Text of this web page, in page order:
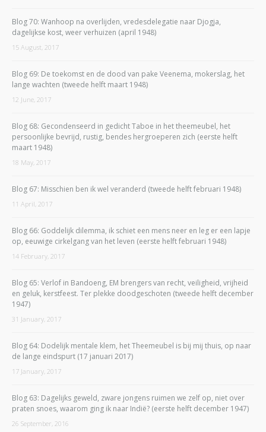
Blog 70: Wanhoop na overlijden, vredesdelegatie naar Djogja,
dagelijkse kost, weer verhuizen (april 1948)
15 August, 2017
Blog 69: De toekomst en de dood van pake Veenema, mokerslag, het
lange wachten (tweede helft maart 1948)
12 June, 2017
Blog 68: Gecondenseerd in gedicht Taboe in het theemeubel, het
persoonlijke bevrijd, rustig, bendes hergroeperen zich (eerste helft
maart 1948)
18 May, 2017
Blog 67: Misschien ben ik wel veranderd (tweede helft februari 1948)
11 April, 2017
Blog 66: Goddelijk dilemma, ik schiet een mens neer en leg er een lapje
op, eeuwige cirkelgang van het leven (eerste helft februari 1948)
14 February, 2017
Blog 65: Verlof in Bandoeng, EM brengers van recht, veiligheid, vrijheid
en geluk, kerstfeest. Ter plekke doodgeschoten (tweede helft december
1947)
31 January, 2017
Blog 64: Dodelijk mentale klem, het Theemeubel is bij mij thuis, op naar
de lange eindspurt (17 januari 2017)
17 January, 2017
Blog 63: Dagelijks geweld, zware jongens ruimen we zelf op, niet over
praten snoes, waarom ging ik naar Indië? (eerste helft december 1947)
26 September, 2016